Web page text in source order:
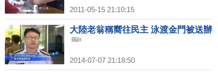
2011-05-15 21:10:15
大陸老翁稱嚮往民主 泳渡金門被送辦
2014-07-07 21:18:50